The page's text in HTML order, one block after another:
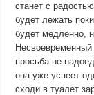
станет с
будет лежать
будет медленно,
просьба не
она уже успеет
сходи в туалет